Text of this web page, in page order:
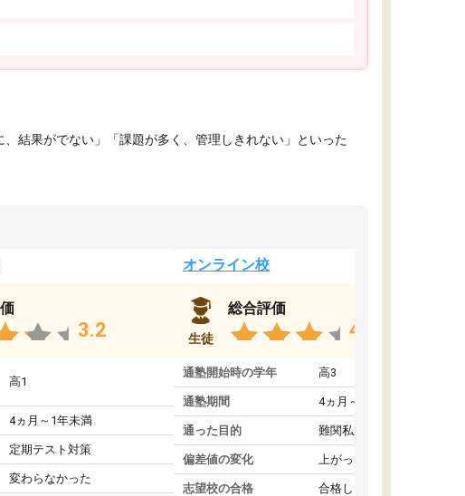
結果がでない」「課題が多く、管理しきれない」といった
3.2
高1
4ヵ月～1年未満
定期テスト対策
変わらなかった
オンライン校
生徒
総合評価
4.4
通塾開始時の学年 高3
通塾期間 4ヵ月～1年未満
通った目的 難関私立受験対策
偏差値の変化 上がった
志望校の合格 合格した